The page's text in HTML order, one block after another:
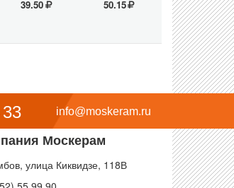
39.50 50.15
info@moskeram.ru
Москерам
улица Киквидзе, 118В